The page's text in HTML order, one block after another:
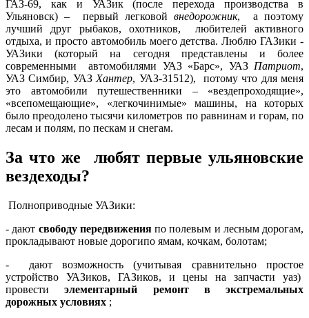
ГАЗ-69, как и УАЗик (после перехода производства в
Ульяновск) – первый легковойвнедорожник, а поэтому
лучший друг рыбаков, охотников, любителей активного
отдыха, и просто автомобиль моего детства. Люблю ГАЗики -
УАЗики (который на сегодня представлены и более
современными автомобилями УАЗ «Барс», УАЗ Патриот,
УАЗ Симбир, УАЗ Хантер, УАЗ-31512), потому что для меня
это автомобили путешественники – «вездепроходящие»,
«всепомещающие», «легкочинимые» машины, на которых
было преодолено тысячи километров по равнинам и горам, по
лесам и полям, по пескам и снегам.
За что же любят первые ульяновские
вездеходы?
Полноприводные УАЗики:
- дают свободу передвиженияпо полевым и лесным дорогам,
прокладывают новые дорогипо ямам, кочкам, болотам;
- дают возможность (учитывая сравнительно простое
устройство УАЗиков, ГАЗиков, и цены на запчасти уаз)
провестиэлементарный ремонт в экстремальных
дорожных условиях ;